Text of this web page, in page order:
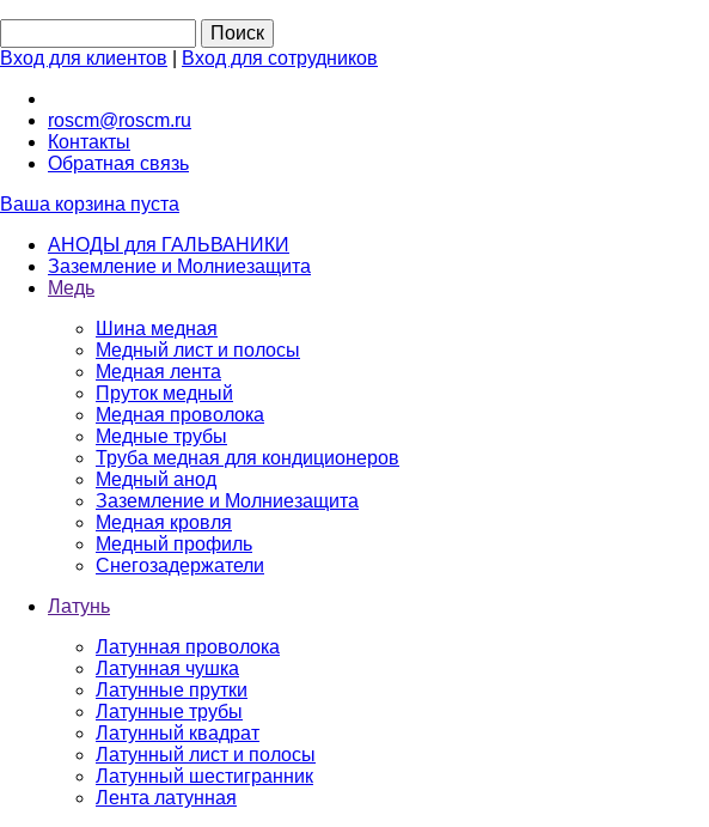
Вход для клиентов Вход для сотрудников
roscm@roscm.ru
Контакты
Обратная связь
Ваша корзина пуста
АНОДЫ для ГАЛЬВАНИКИ
Заземление и Молниезащита
Медь
Шина медная
Медный лист и полосы
Медная лента
Пруток медный
Медная проволока
Медные трубы
Труба медная для кондиционеров
Медный анод
Заземление и Молниезащита
Медная кровля
Медный профиль
Снегозадержатели
Латунь
Латунная проволока
Латунная чушка
Латунные прутки
Латунные трубы
Латунный квадрат
Латунный лист и полосы
Латунный шестигранник
Лента латунная